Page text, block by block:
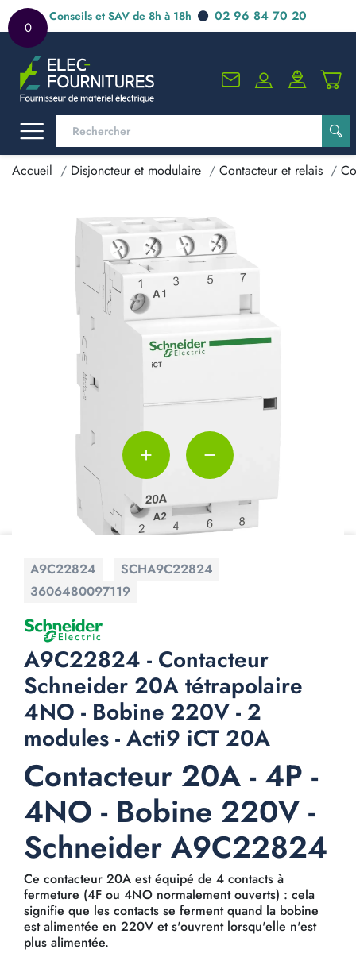
0
Conseils et SAV de 8h à 18h 02 96 84 70 20
Accueil Disjoncteur et modulaire Contacteur et relais
A9C22824
SCHA9C22824
3606480097119
A9C22824 - Contacteur
Schneider 20A tétrapolaire
4NO - Bobine 220V - 2
modules - Acti9 iCT 20A
Contacteur 20A - 4P -
4NO - Bobine 220V -
Schneider A9C22824
Ce contacteur 20A est équipé de 4 contacts à
fermeture (4F ou 4NO normalement ouverts) : cela
signifie que les contacts se ferment quand la bobine
est alimentée en 220V et s'ouvrent lorsqu'elle n'est
plus alimentée.
add remove